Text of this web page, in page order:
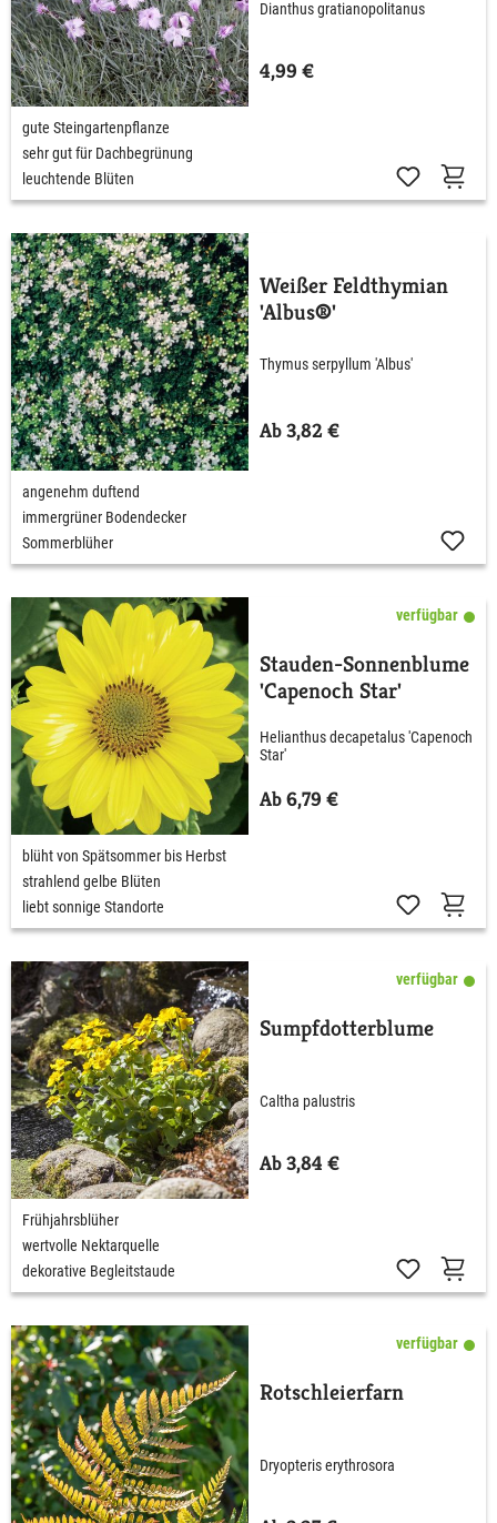
Dianthus gratianopolitanus
4,99 €
gute Steingartenpflanze
sehr gut für Dachbegrünung
leuchtende Blüten
Weißer Feldthymian
'Albus®'
Thymus serpyllum 'Albus'
Ab 3,82 €
angenehm duftend
immergrüner Bodendecker
Sommerblüher
verfügbar
Stauden-Sonnenblume
'Capenoch Star'
Helianthus decapetalus 'Capenoch
Star'
Ab 6,79 €
blüht von Spätsommer bis Herbst
strahlend gelbe Blüten
liebt sonnige Standorte
verfügbar
Sumpfdotterblume
Caltha palustris
Ab 3,84 €
Frühjahrsblüher
wertvolle Nektarquelle
dekorative Begleitstaude
verfügbar
Rotschleierfarn
Dryopteris erythrosora